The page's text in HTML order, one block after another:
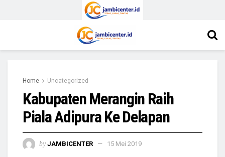
Home Uncategorized
Kabupaten Merangin Raih
Piala Adipura Ke Delapan
by JAMBICENTER 15 Mei 2019